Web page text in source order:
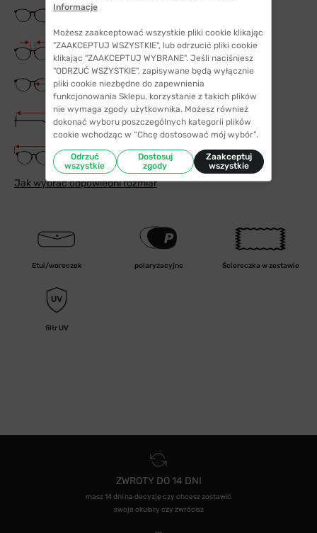
Wysokość soczewki
Szerokość mostka
18 mm
Szerokość szkła
62 mm
Długość zauszników
143 mm
Szerokość oprawki
143 mm
Jak wybrać odpowiedni rozmiar
Etui/woreczek polaryzacyjne Ściereczka w zestawie
filtr UV
ZWROTY DO 14 DNI
masz 14 dni na decyzję czy chcesz zostawić
swoje okulary czy zwrócisz
Informacje
Możesz zaakceptować wszystkie pliki cookie klikając
"ZAAKCEPTUJ WSZYSTKIE", lub odrzucić pliki cookie
klikając "ZAAKCEPTUJ WYBRANE". Jeśli naciśniesz
"ODRZUĆ WSZYSTKIE", zapisywane będą wyłącznie
pliki cookie niezbędne do zapewnienia
funkcjonowania Sklepu, korzystanie z takich plików
nie wymaga zgody użytkownika. Możesz również
dokonać wyboru poszczególnych kategorii plików
cookie wchodząc w “Chcę dostosować mój wybór”.
Odrzuć
wszystkie
Dostosuj
zgody
Zaakceptuj
wszystkie